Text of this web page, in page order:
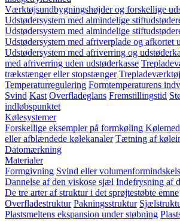
Værktøjsundbygningshøjder og forskellige
Udstødersystem med almindelige
Udstødersystem med almindelige
Udstødersystem med afriverplade og afkortet
Udstødersystem med afriverring og
med afriverring uden udstøderkasse
trækstænger eller stopstænger
Temperaturregulering Formtemperaturens
Svind Kast Overfladeglans Fremstillingstid
indløbspunktet
Kølesystemer
Forskellige eksempler på formkøling
eller afblændede kølekanaler Tætning af
Datomærkning
Materialer
Formgivning Svind eller
Dannelse af den viskose sjæl Indefrysning af
De tre arter af struktur i det sprøjtestøbte emne
Overfladestruktur Pakningsstruktur
Plastsmeltens ekspansion under støbning